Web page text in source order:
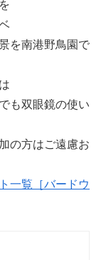
を南港野鳥園で
も双眼鏡の使い
の方はご遠慮お
一覧［バードウ